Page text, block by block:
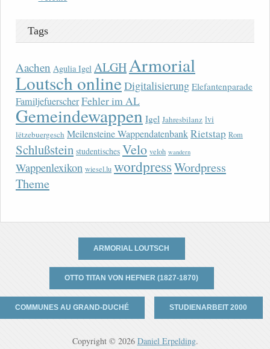
Tags
Aachen Agulia Igel ALGHArmorial
Loutsch onlineDigitalisierung Elefantenparade
FamiljefuerscherFehler im AL
Gemeindewappen Igel Jahresbilanz lvi
lëtzebuergesch Meilensteine WappendatenbankRietstap Rom
Schlußstein studentisches Velo veloh wandern
Wappenlexikon wiesel.lu wordpressWordpress
Theme
ARMORIAL LOUTSCH
OTTO TITAN VON HEFNER (1827-1870)
COMMUNES AU GRAND-DUCHÉ STUDIENARBEIT 2000
Copyright © 2026 Daniel Erpelding.